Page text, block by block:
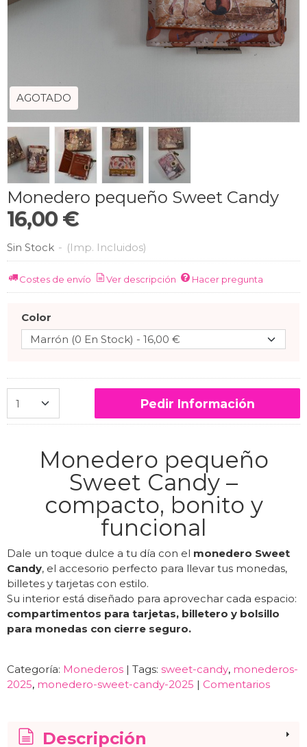
AGOTADO
Monedero pequeño Sweet Candy
16,00 €
Sin Stock - (Imp. Incluidos)
Costes de envío Ver descripción Hacer pregunta
Color
Pedir Información
Monedero pequeño
Sweet Candy –
compacto, bonito y
funcional
Dale un toque dulce a tu día con el monedero Sweet
Candy, el accesorio perfecto para llevar tus monedas,
billetes y tarjetas con estilo.
Su interior está diseñado para aprovechar cada espacio:
compartimentos para tarjetas, billetero y bolsillo
para monedas con cierre seguro.
Categoría: Monederos | Tags: sweet-candy monederos-
2025 monedero-sweet-candy-2025 | Comentarios
Descripción